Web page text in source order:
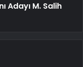
Adayı M. Salih